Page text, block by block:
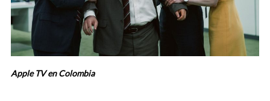
Apple TV en Colombia